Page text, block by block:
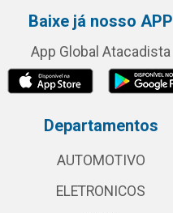
Baixe já nosso APP
App Global Atacadista
Departamentos
AUTOMOTIVO
ELETRONICOS